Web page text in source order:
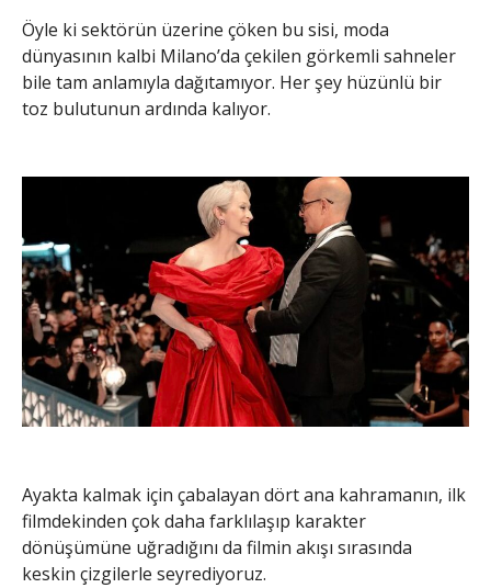
Öyle ki sektörün üzerine çöken bu sisi, moda
dünyasının kalbi Milano’da çekilen görkemli sahneler
bile tam anlamıyla dağıtamıyor. Her şey hüzünlü bir
toz bulutunun ardında kalıyor.
Ayakta kalmak için çabalayan dört ana kahramanın, ilk
filmdekinden çok daha farklılaşıp karakter
dönüşümüne uğradığını da filmin akışı sırasında
keskin çizgilerle seyrediyoruz.